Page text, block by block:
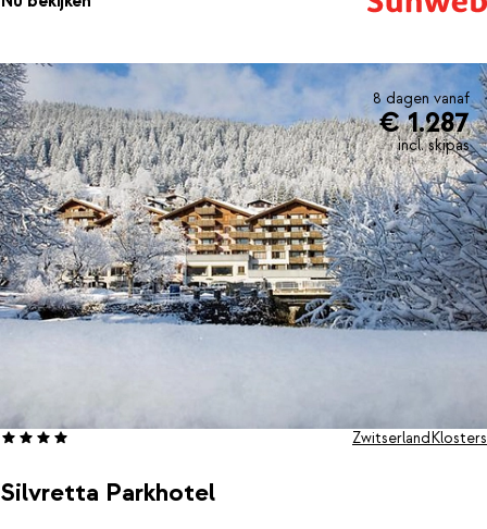
8 dagen vanaf
€ 1.287
incl. skipas
Silvretta Parkhotel
ZwitserlandKlosters